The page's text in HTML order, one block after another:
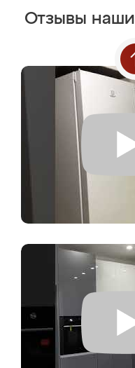
Отзывы